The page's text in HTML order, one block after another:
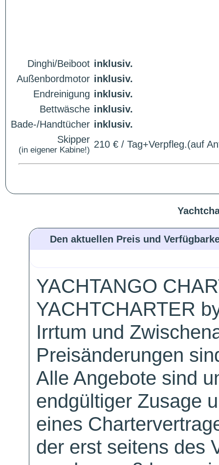
Dinghi/Beiboot inklusiv.
Außenbordmotor inklusiv.
Endreinigung inklusiv.
Bettwäsche inklusiv.
Bade-/Handtücher inklusiv.
Skipper
(in eigener Kabine!)
210 € / Tag+Verpfleg.(auf
Den aktuellen Preis und
YACHTANGO
YACHTCHARTER
Irrtum und
Preisänderungen
Alle Angebote sind
endgültiger Zusage
eines
der erst seitens des